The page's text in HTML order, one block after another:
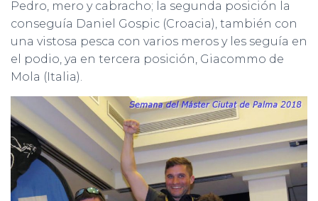
Pedro, mero y cabracho; la segunda posición la
conseguía Daniel Gospic (Croacia), también con
una vistosa pesca con varios meros y les seguía en
el podio, ya en tercera posición, Giacommo de
Mola (Italia).